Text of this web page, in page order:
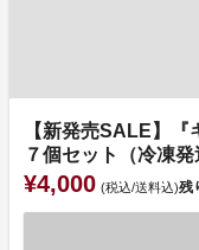
【新発売SALE】
７個セット（冷凍発
¥4,000 (税込/送料込)残